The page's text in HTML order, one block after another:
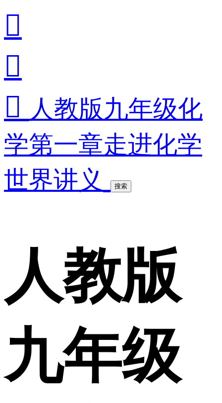


 人教版九年级化
学第一章走进化学
世界讲义
搜索
人教版
九年级